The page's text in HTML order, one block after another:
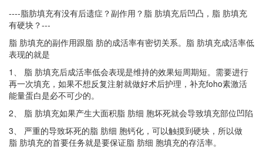
----脂肪填充有没有后遗症？副作用？脂 肪填充后凹凸，脂 肪填充
有硬块？---
脂 肪填充的副作用跟脂 肪的成活率有密切关系。脂 肪填充成活率低
表现的就是
1、 脂 肪填充后成活率低会表现是维持的效果短周期短。需要进行
再一次填充，如果不想反复注射就做好术后护理，补充foho素激活
能量蛋白是必不可少的。
2、 脂 肪填充如果产生大面积脂 肪细 胞坏死就会导致填充部位凹陷
3、 严重的导致坏死的脂 肪细 胞钙化，可以触摸到硬块，所以做
脂 肪填充的首要任务就是要保证脂 肪细 胞填充的存活率。